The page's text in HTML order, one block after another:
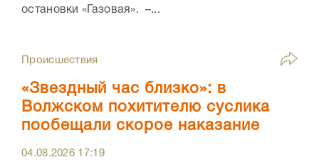
остановки «Газовая». –...
Происшествия
«Звездный час близко»: в
Волжском похитителю суслика
пообещали скорое наказание
04.08.2026 17:19